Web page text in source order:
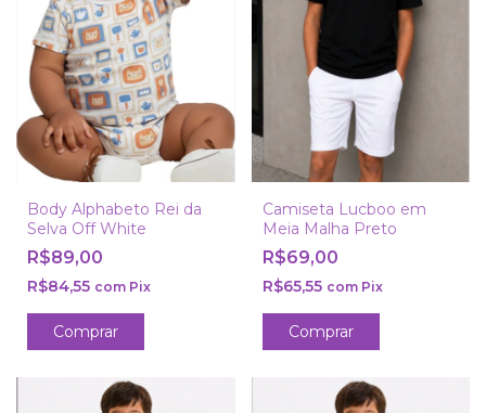
Body Alphabeto Rei da
Selva Off White
R$89,00
R$84,55 com Pix
Comprar
Camiseta Lucboo em
Meia Malha Preto
R$69,00
R$65,55 com Pix
Comprar